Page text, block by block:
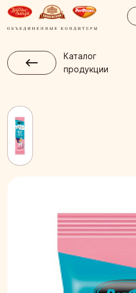
Каталог
продукции